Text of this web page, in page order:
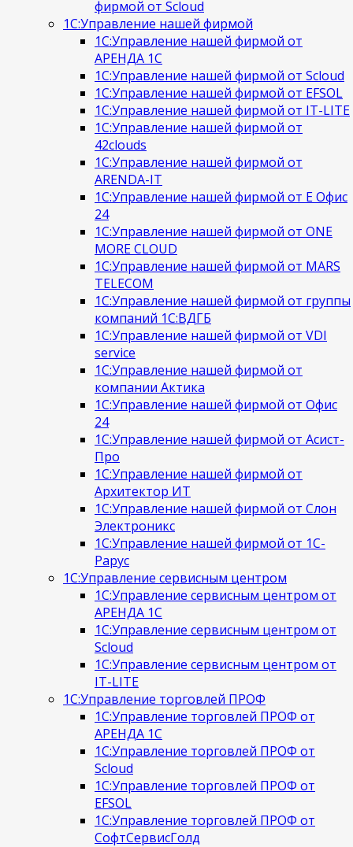
фирмой от Scloud
1С:Управление нашей фирмой
1С:Управление нашей фирмой от
АРЕНДА 1С
1С:Управление нашей фирмой от Scloud
1С:Управление нашей фирмой от EFSOL
1С:Управление нашей фирмой от IT-LITE
1С:Управление нашей фирмой от
42clouds
1С:Управление нашей фирмой от
ARENDA-IT
1С:Управление нашей фирмой от Е Офис
24
1С:Управление нашей фирмой от ONE
MORE CLOUD
1С:Управление нашей фирмой от MARS
TELECOM
1С:Управление нашей фирмой от группы
компаний 1С:ВДГБ
1С:Управление нашей фирмой от VDI
service
1С:Управление нашей фирмой от
компании Актика
1С:Управление нашей фирмой от Офис
24
1С:Управление нашей фирмой от Асист-
Про
1С:Управление нашей фирмой от
Архитектор ИТ
1С:Управление нашей фирмой от Слон
Электроникс
1С:Управление нашей фирмой от 1С-
Рарус
1С:Управление сервисным центром
1С:Управление сервисным центром от
АРЕНДА 1С
1С:Управление сервисным центром от
Scloud
1С:Управление сервисным центром от
IT-LITE
1С:Управление торговлей ПРОФ
1С:Управление торговлей ПРОФ от
АРЕНДА 1С
1С:Управление торговлей ПРОФ от
Scloud
1С:Управление торговлей ПРОФ от
EFSOL
1С:Управление торговлей ПРОФ от
СофтСервисГолд